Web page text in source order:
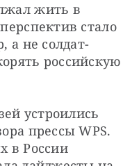
жить в
стало
а не солдат-
российскую
устроились
прессы WPS.
в России